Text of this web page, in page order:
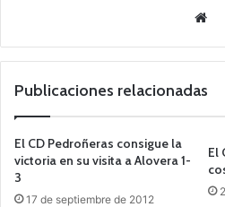
Publicaciones relacionadas
El CD Pedroñeras consigue la
victoria en su visita a Alovera 1-
3
17 de septiembre de 2012
El